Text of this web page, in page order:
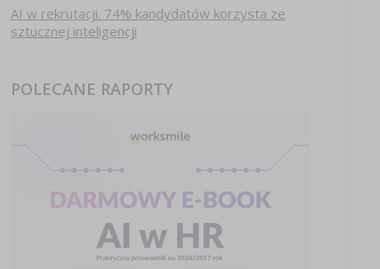
AI w rekrutacji. 74% kandydatów korzysta ze
sztucznej inteligencji
POLECANE RAPORTY